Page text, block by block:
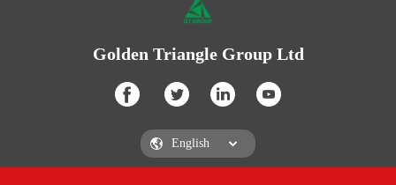
Golden Triangle Group Ltd